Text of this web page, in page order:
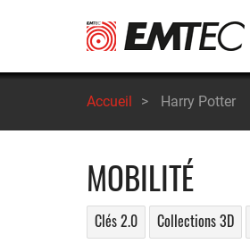
principal
Accueil > Harry Potter
MOBILITÉ
Clés 2.0 Collections 3D